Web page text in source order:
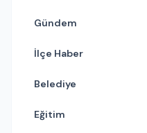
Gündem
İlçe Haber
Belediye
Eğitim